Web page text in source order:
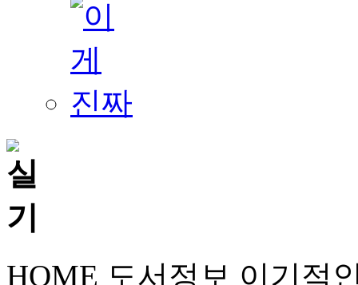
HOME 도서정보 이기적